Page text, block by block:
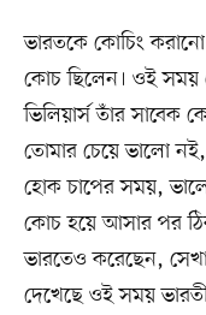
ভারতকে কোচিং
কোচ ছিলেন। ওই সময়
ভিলিয়ার্স তাঁর সাবেক
তোমার চেয়ে ভালো
হোক চাপের সময়,
কোচ হয়ে আসার পর
ভারতেও করেছেন,
দেখেছে ওই সময়